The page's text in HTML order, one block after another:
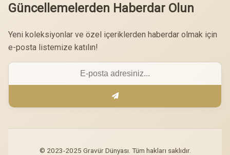
Güncellemelerden Haberdar Olun
Yeni koleksiyonlar ve özel içeriklerden haberdar olmak için
e-posta listemize katılın!
© 2023-2025 Gravür Dünyası. Tüm hakları saklıdır.